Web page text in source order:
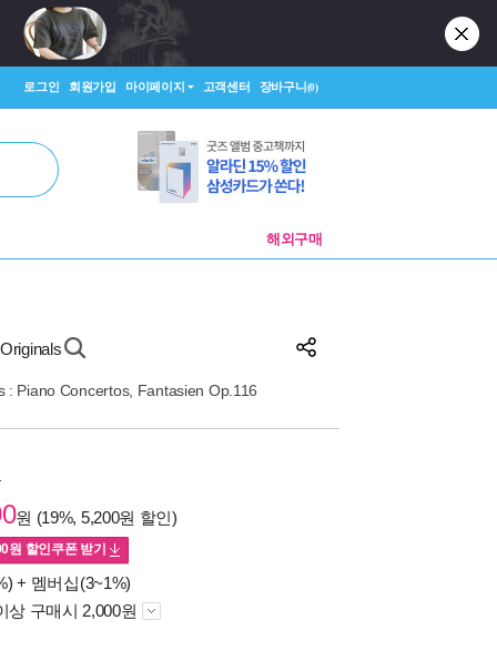
로그인 회원가입 마이페이지 고객센터 장바구니(0)
해외구매
: Piano Concertos, Fantasien Op.116
원 (19%, 5,200원 할인)
원 할인쿠폰 받기
+ 멤버십(3~1%)
상 구매시 2,000원